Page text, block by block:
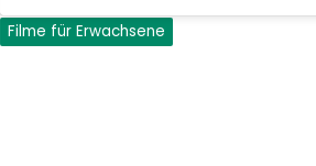
Filme für Erwachsene